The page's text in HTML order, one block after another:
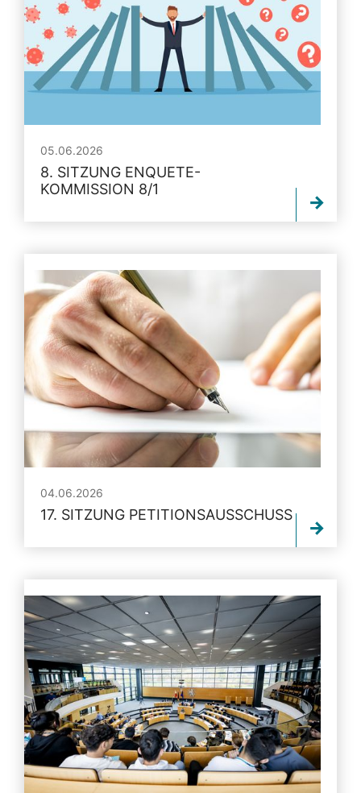
05.06.2026
8. SITZUNG ENQUETE-
KOMMISSION 8/1
04.06.2026
17. SITZUNG PETITIONSAUSSCHUSS